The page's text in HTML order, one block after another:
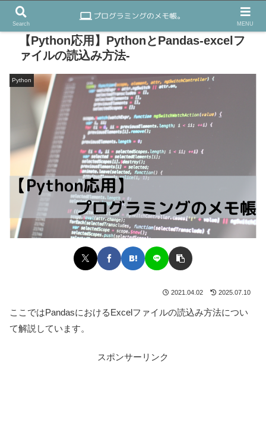
【Python応用】PythonとPandas-excelフ
ァイルの読込み方法-
Python
2021.04.02 2025.07.10
ここではPandasにおけるExcelファイルの読込み方法につい
て解説しています。
スポンサーリンク
Search MENU